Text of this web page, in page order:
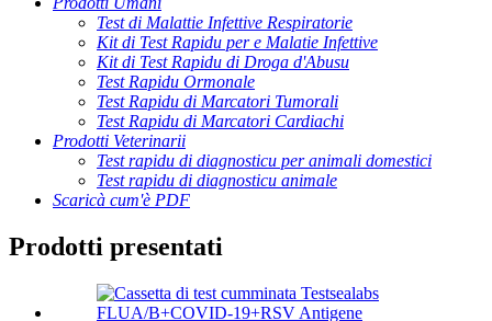
Test di Malattie Infettive Respiratorie
Kit di Test Rapidu per e Malatie Infettive
Kit di Test Rapidu di Droga d'Abusu
Test Rapidu Ormonale
Test Rapidu di Marcatori Tumorali
Test Rapidu di Marcatori Cardiachi
Prodotti Veterinarii
Test rapidu di diagnosticu per animali domestici
Test rapidu di diagnosticu animale
Scaricà cum'è PDF
Prodotti presentati